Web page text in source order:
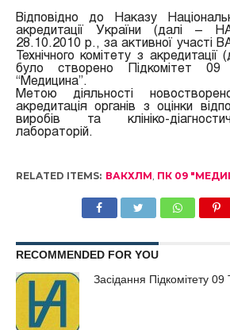
Відповідно до Наказу
акредитації України (далі
28.10.2010 р., за активної участі
Технічного комітету з
було створено Підкомітет
“Медицина”.
Метою діяльності
акредитація органів з оцінки
виробів та клініко-
лабораторій.
RELATED ITEMS: ВАКХЛМ ПК 09
RECOMMENDED FOR YOU
Засідання Підкомітету